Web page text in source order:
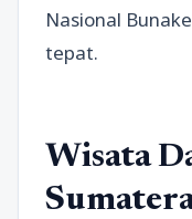
Nasional
tepat.
Wisata